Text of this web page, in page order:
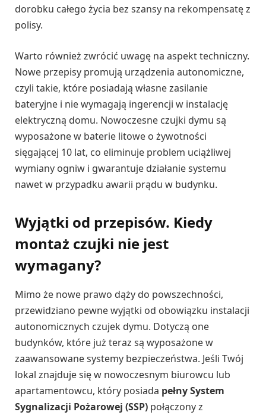
dorobku całego życia bez szansy na rekompensatę z
polisy.
Warto również zwrócić uwagę na aspekt techniczny.
Nowe przepisy promują urządzenia autonomiczne,
czyli takie, które posiadają własne zasilanie
bateryjne i nie wymagają ingerencji w instalację
elektryczną domu. Nowoczesne czujki dymu są
wyposażone w baterie litowe o żywotności
sięgającej 10 lat, co eliminuje problem uciążliwej
wymiany ogniw i gwarantuje działanie systemu
nawet w przypadku awarii prądu w budynku.
Wyjątki od przepisów. Kiedy
montaż czujki nie jest
wymagany?
Mimo że nowe prawo dąży do powszechności,
przewidziano pewne wyjątki od obowiązku instalacji
autonomicznych czujek dymu. Dotyczą one
budynków, które już teraz są wyposażone w
zaawansowane systemy bezpieczeństwa. Jeśli Twój
lokal znajduje się w nowoczesnym biurowcu lub
apartamentowcu, który posiada pełny System
Sygnalizacji Pożarowej (SSP) połączony z